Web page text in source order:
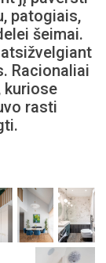
patogiais,
šeimai.
Racionaliai
kuriose
rasti